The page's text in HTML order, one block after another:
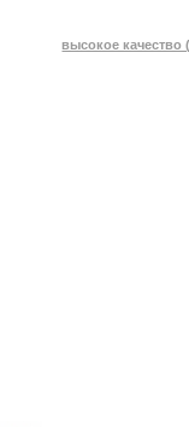
высокое качество